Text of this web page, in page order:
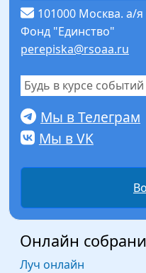
101000 Москва. а/я
Фонд "Единство"
perepiska@rsoaa.ru
Будь в курсе событий
Мы в Телеграм
Мы в VK
Онлайн
Луч онлайн